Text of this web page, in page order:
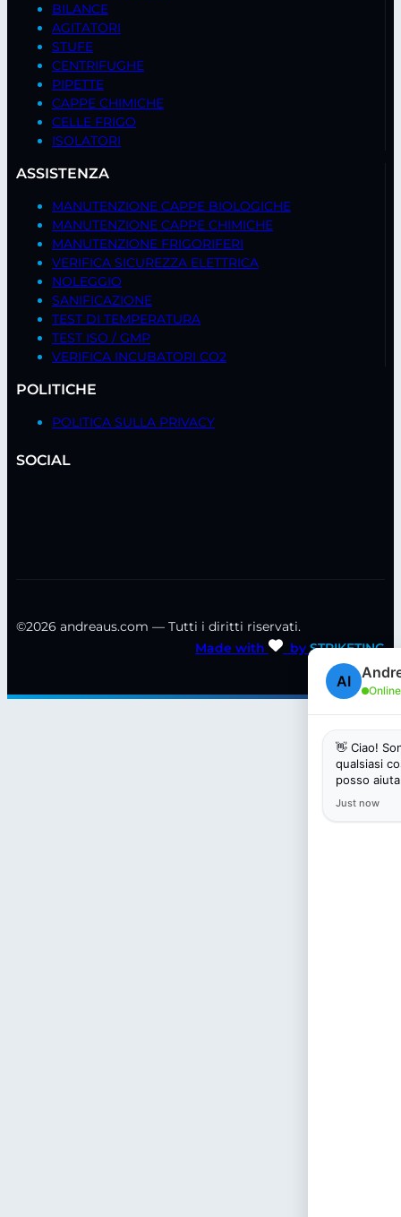
BILANCE
AGITATORI
STUFE
CENTRIFUGHE
PIPETTE
CAPPE CHIMICHE
CELLE FRIGO
ISOLATORI
ASSISTENZA
MANUTENZIONE CAPPE BIOLOGICHE
MANUTENZIONE CAPPE CHIMICHE
MANUTENZIONE FRIGORIFERI
VERIFICA SICUREZZA ELETTRICA
NOLEGGIO
SANIFICAZIONE
TEST DI TEMPERATURA
TEST ISO / GMP
VERIFICA INCUBATORI CO2
POLITICHE
POLITICA SULLA PRIVACY
SOCIAL
©2026 andreaus.com — Tutti i diritti riservati.
Made with
by STRIKETING